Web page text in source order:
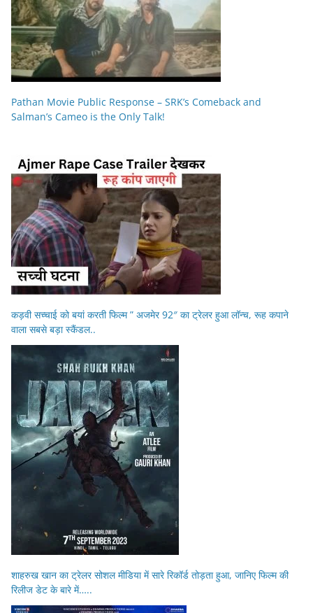
Pathan Movie Public Response – SRK’s Comeback and
Salman’s Cameo is the Only Talk!
कड़वी सच्चाई को बयां करती फिल्म ” अजमेर 92″ का ट्रेलर हुआ लॉन्च, रूह कपाने
वाला सबसे बड़ा स्कैंडल..
शाहरुख खान का ट्रेलर सोशल मीडिया में सारे रिकॉर्ड तोड़ता हुआ, जानिए फिल्म की
रिलीज डेट के बारे में…..